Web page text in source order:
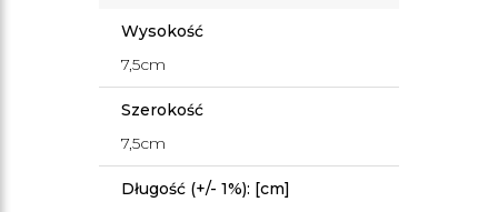
Wysokość
7,5cm
Szerokość
7,5cm
Długość (+/- 1%): [cm]